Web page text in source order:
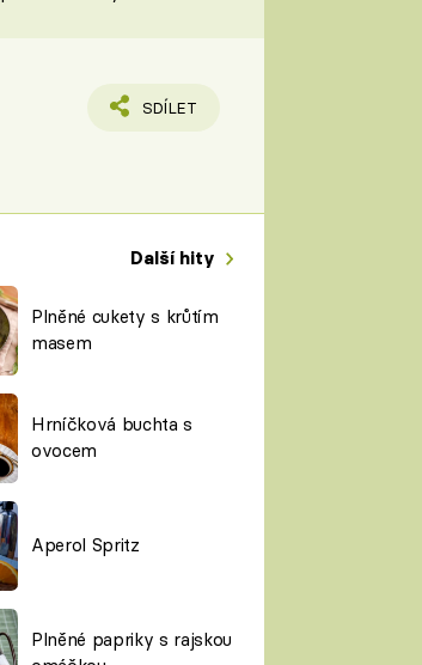
SDÍLET
Další hity
Plněné cukety s krůtím
masem
Hrníčková buchta s
ovocem
Aperol Spritz
Plněné papriky s rajskou